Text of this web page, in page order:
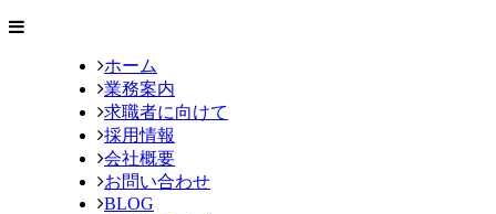
ホーム
業務案内
求職者に向けて
採用情報
会社概要
お問い合わせ
BLOG